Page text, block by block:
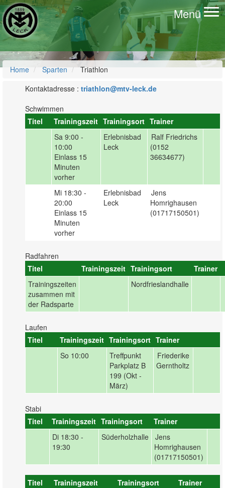
Menü
Home Sparten
Triathlon
Kontaktadresse : triathlon@mtv-leck.de
Schwimmen
Titel
Trainingszeit Trainingsort Trainer
Sa 9:00 -
10:00
Einlass 15
Minuten
vorher
Erlebnisbad
Leck
Ralf Friedrichs
(0152
36634677)
Mi 18:30 -
20:00
Einlass 15
Minuten
vorher
Erlebnisbad
Leck
Jens
Homrighausen
(01717150501)
Radfahren
Titel
Trainingszeit Trainingsort
Trainer
Trainingszeiten
zusammen mit
der Radsparte
Nordfrieslandhalle
Laufen
Titel
Trainingszeit Trainingsort Trainer
So 10:00
Treffpunkt
Parkplatz B
199 (Okt -
März)
Friederike
Gerntholtz
Stabi
Titel
Trainingszeit Trainingsort
Trainer
Di 18:30 -
19:30
Süderholzhalle
Jens
Homrighausen
(01717150501)
Titel Trainingszeit Trainingsort Trainer